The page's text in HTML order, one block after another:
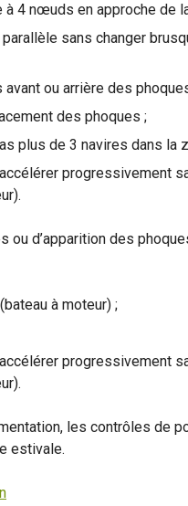
4 nœuds en approche de
sans changer
ou arrière des
des phoques ;
plus de 3 navires dans la
progressivement
ou d’apparition des
à moteur) ;
progressivement
les contrôles de
estivale.